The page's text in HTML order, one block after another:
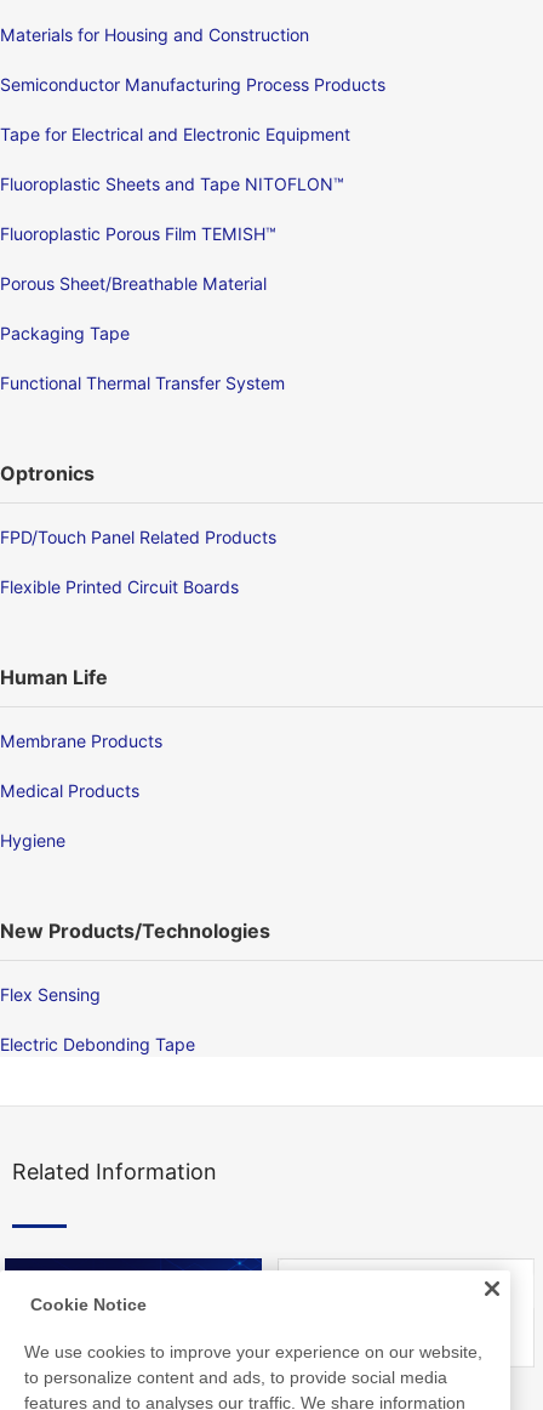
Materials for Housing and Construction
Semiconductor Manufacturing Process Products
Tape for Electrical and Electronic Equipment
Fluoroplastic Sheets and Tape NITOFLON™
Fluoroplastic Porous Film TEMISH™
Porous Sheet/Breathable Material
Packaging Tape
Functional Thermal Transfer System
Optronics
FPD/Touch Panel Related Products
Flexible Printed Circuit Boards
Human Life
Membrane Products
Medical Products
Hygiene
New Products/Technologies
Flex Sensing
Electric Debonding Tape
Related Information
Nitto Library FAQ about Products
Cookie Notice
We use cookies to improve your experience on our website,
to personalize content and ads, to provide social media
features and to analyses our traffic. We share information